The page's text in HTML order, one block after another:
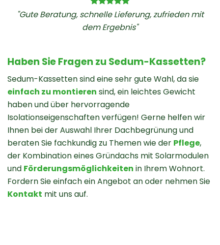
"Gute Beratung, schnelle Lieferung, zufrieden mit
dem Ergebnis"
Haben Sie Fragen zu Sedum-Kassetten?
Sedum-Kassetten sind eine sehr gute Wahl, da sie
einfach zu montieren sind, ein leichtes Gewicht
haben und über hervorragende
Isolationseigenschaften verfügen! Gerne helfen wir
Ihnen bei der Auswahl Ihrer Dachbegrünung und
beraten Sie fachkundig zu Themen wie der Pflege,
der Kombination eines Gründachs mit Solarmodulen
und Förderungsmöglichkeiten in Ihrem Wohnort.
Fordern Sie einfach ein Angebot an oder nehmen Sie
Kontakt mit uns auf.